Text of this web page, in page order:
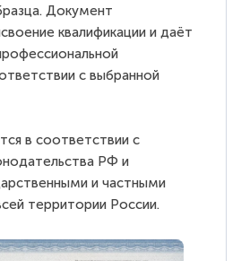
Документ
квалификации и даёт
с выбранной
в соответствии с
РФ и
и частными
территории России.